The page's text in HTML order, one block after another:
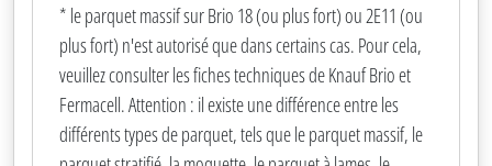
* le parquet massif sur Brio 18 (ou plus fort) ou 2E11 (ou
plus fort) n'est autorisé que dans certains cas. Pour cela,
veuillez consulter les fiches techniques de Knauf Brio et
Fermacell. Attention : il existe une différence entre les
différents types de parquet, tels que le parquet massif, le